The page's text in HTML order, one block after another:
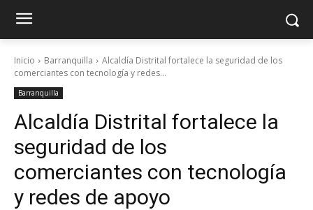
Inicio Barranquilla
Alcaldía Distrital fortalece la seguridad de los
comerciantes con tecnología y redes...
Barranquilla
Alcaldía Distrital fortalece la
seguridad de los
comerciantes con tecnología
y redes de apoyo